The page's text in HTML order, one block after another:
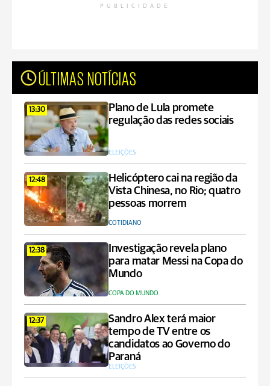
PUBLICIDADE
ÚLTIMAS NOTÍCIAS
13:30
Plano de Lula promete
regulação das redes sociais
ELEIÇÕES
12:48
Helicóptero cai na região da
Vista Chinesa, no Rio; quatro
pessoas morrem
COTIDIANO
12:38
Investigação revela plano
para matar Messi na Copa do
Mundo
COPA DO MUNDO
12:37
Sandro Alex terá maior
tempo de TV entre os
candidatos ao Governo do
Paraná
ELEIÇÕES